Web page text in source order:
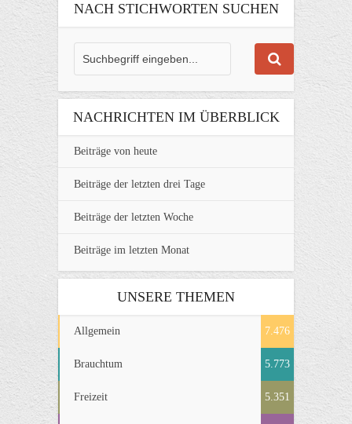
NACH STICHWORTEN SUCHEN
NACHRICHTEN IM ÜBERBLICK
Beiträge von heute
Beiträge der letzten drei Tage
Beiträge der letzten Woche
Beiträge im letzten Monat
UNSERE THEMEN
Allgemein 7.476
Brauchtum 5.773
Freizeit 5.351